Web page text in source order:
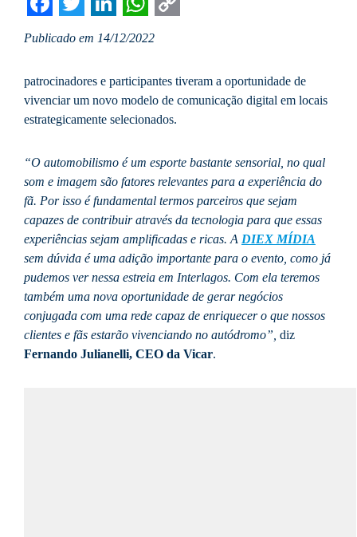
Facebook
Twitter
LinkedIn
WhatsApp
Publicado em 14/12/2022
patrocinadores e participantes tiveram a oportunidade de
vivenciar um novo modelo de comunicação digital em locais
estrategicamente selecionados.
“O automobilismo é um esporte bastante sensorial, no qual
som e imagem são fatores relevantes para a experiência do
fã. Por isso é fundamental termos parceiros que sejam
capazes de contribuir através da tecnologia para que essas
experiências sejam amplificadas e ricas. A DIEX MÍDIA
sem dúvida é uma adição importante para o evento, como já
pudemos ver nessa estreia em Interlagos. Com ela teremos
também uma nova oportunidade de gerar negócios
conjugada com uma rede capaz de enriquecer o que nossos
clientes e fãs estarão vivenciando no autódromo”, diz
Fernando Julianelli, CEO da Vicar.